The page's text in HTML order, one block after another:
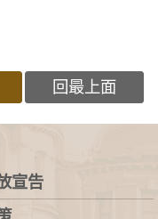
回最上面
宣告